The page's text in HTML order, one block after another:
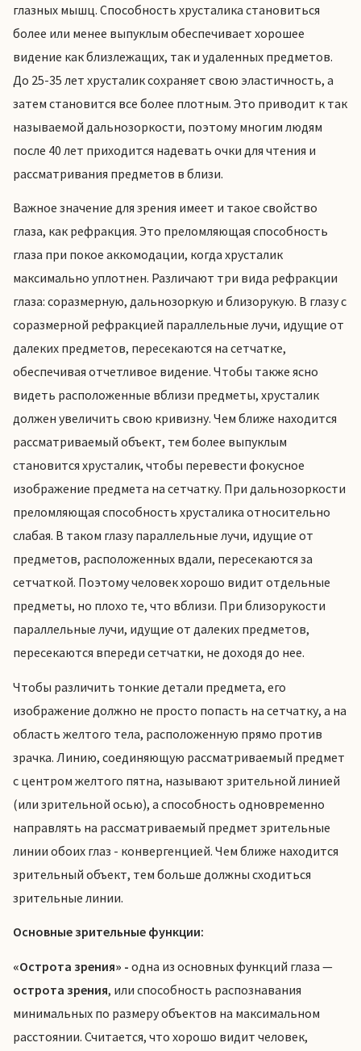
глазных мышц. Способность хрусталика становиться
более или менее выпуклым обеспечивает хорошее
видение как близлежащих, так и удаленных предметов.
До 25-35 лет хрусталик сохраняет свою эластичность, а
затем становится все более плотным. Это приводит к так
называемой дальнозоркости, поэтому многим людям
после 40 лет приходится надевать очки для чтения и
рассматривания предметов в близи.
Важное значение для зрения имеет и такое свойство
глаза, как рефракция. Это преломляющая способность
глаза при покое аккомодации, когда хрусталик
максимально уплотнен. Различают три вида рефракции
глаза: соразмерную, дальнозоркую и близорукую. В глазу с
соразмерной рефракцией параллельные лучи, идущие от
далеких предметов, пересекаются на сетчатке,
обеспечивая отчетливое видение. Чтобы также ясно
видеть расположенные вблизи предметы, хрусталик
должен увеличить свою кривизну. Чем ближе находится
рассматриваемый объект, тем более выпуклым
становится хрусталик, чтобы перевести фокусное
изображение предмета на сетчатку. При дальнозоркости
преломляющая способность хрусталика относительно
слабая. В таком глазу параллельные лучи, идущие от
предметов, расположенных вдали, пересекаются за
сетчаткой. Поэтому человек хорошо видит отдельные
предметы, но плохо те, что вблизи. При близорукости
параллельные лучи, идущие от далеких предметов,
пересекаются впереди сетчатки, не доходя до нее.
Чтобы различить тонкие детали предмета, его
изображение должно не просто попасть на сетчатку, а на
область желтого тела, расположенную прямо против
зрачка. Линию, соединяющую рассматриваемый предмет
с центром желтого пятна, называют зрительной линией
(или зрительной осью), а способность одновременно
направлять на рассматриваемый предмет зрительные
линии обоих глаз - конвергенцией. Чем ближе находится
зрительный объект, тем больше должны сходиться
зрительные линии.
Основные зрительные функции:
«Острота зрения» - одна из основных функций глаза —
острота зрения, или способность распознавания
минимальных по размеру объектов на максимальном
расстоянии. Считается, что хорошо видит человек,